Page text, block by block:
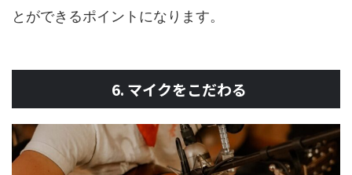
とができるポイントになります。
6. マイクをこだわる